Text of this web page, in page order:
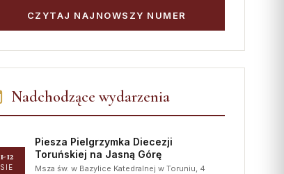
CZYTAJ NAJNOWSZY NUMER
Nadchodzące wydarzenia
1-12
SIE
Piesza Pielgrzymka Diecezji
Toruńskiej na Jasną Górę
Msza św. w Bazylice Katedralnej w Toruniu, 4